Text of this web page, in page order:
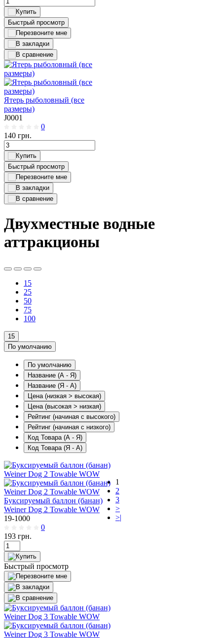
Быстрый просмотр
Ятерь рыболовный (все
размеры)
J0001
0
140 грн.
Быстрый просмотр
Двухместные водные
аттракционы
15
25
50
75
100
15
По умолчанию
По умолчанию
Название (А - Я)
Название (Я - А)
Цена (низкая > высокая)
Цена (высокая > низкая)
Рейтинг (начиная с высокого)
Рейтинг (начиная с низкого)
Код Товара (А - Я)
Код Товара (Я - А)
Буксируемый баллон (банан)
Weiner Dog 2 Towable WOW
19-1000
0
193 грн.
Быстрый просмотр
1
2
3
>
>|